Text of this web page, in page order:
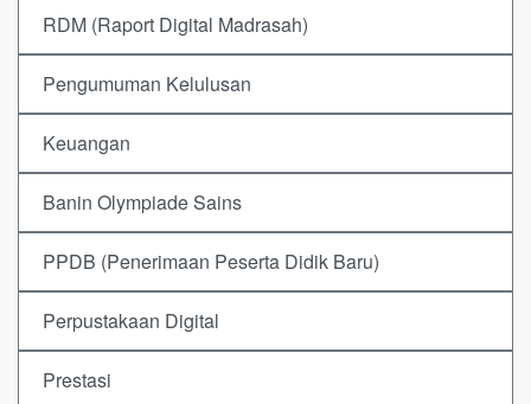
RDM (Raport Digital Madrasah)
Pengumuman Kelulusan
Keuangan
Banin Olympiade Sains
PPDB (Penerimaan Peserta Didik Baru)
Perpustakaan Digital
Prestasi